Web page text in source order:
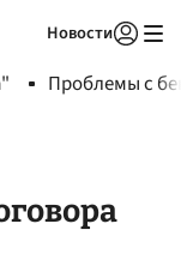
Новости
Проблемы с